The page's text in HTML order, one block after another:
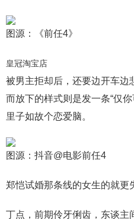
图源：《前任4》
皇冠淘宝店
被男主拒却后，还要边开车
而放下的样式则是发一条“仅你
里子如故个恋爱脑。
图源：抖音@电影前任4
郑恺试婚那条线的女生的就更
丁点，前期伶牙俐齿，东谈主